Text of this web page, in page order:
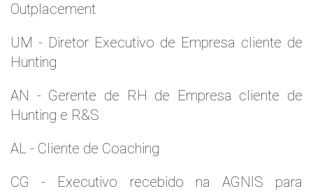
Outplacement
UM - Diretor Executivo de Empresa cliente de
Hunting
AN - Gerente de RH de Empresa cliente de
Hunting e R&S
AL - Cliente de Coaching
CG - Executivo recebido na AGNIS para